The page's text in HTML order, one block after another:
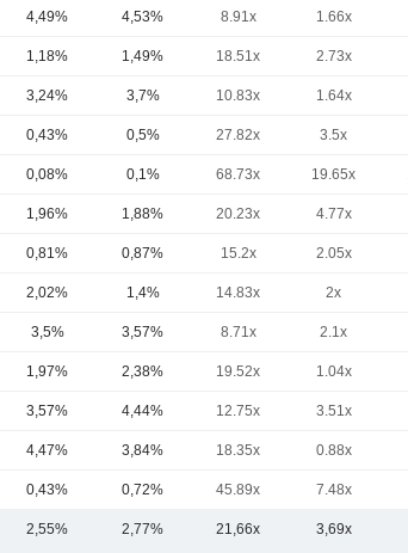
4,49% 4,53% 8.91x 1.66x
1,18% 1,49% 18.51x 2.73x
3,24% 3,7% 10.83x 1.64x
0,43% 0,5% 27.82x 3.5x
0,08% 0,1% 68.73x 19.65x
1,96% 1,88% 20.23x 4.77x
0,81% 0,87% 15.2x 2.05x
2,02% 1,4% 14.83x 2x
3,5% 3,57% 8.71x 2.1x
1,97% 2,38% 19.52x 1.04x
3,57% 4,44% 12.75x 3.51x
4,47% 3,84% 18.35x 0.88x
0,43% 0,72% 45.89x 7.48x
2,55% 2,77% 21,66x 3,69x